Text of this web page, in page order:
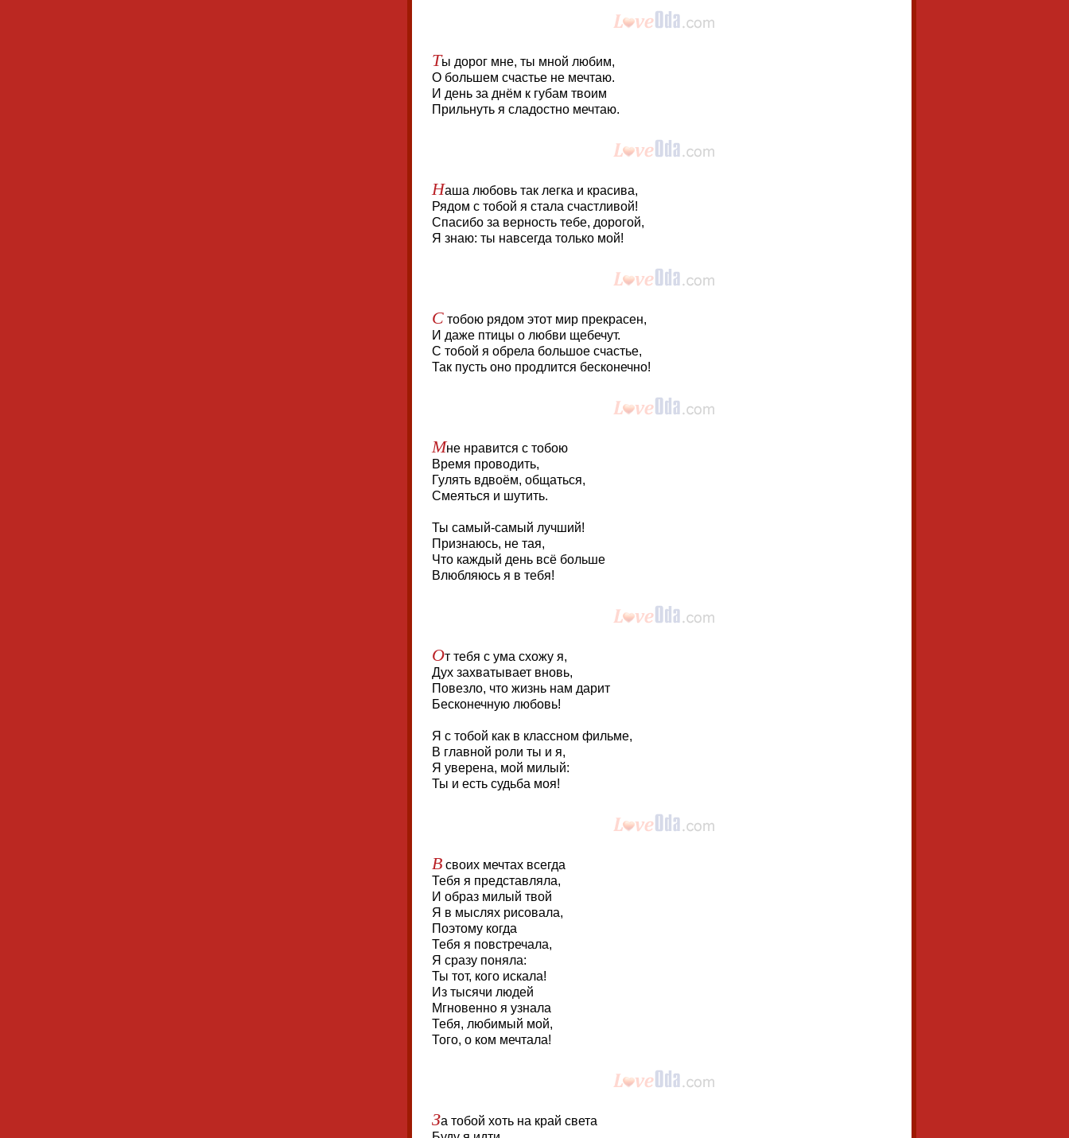
Ты дорог мне, ты мной любим,
О большем счастье не мечтаю.
И день за днём к губам твоим
Прильнуть я сладостно мечтаю.
Наша любовь так легка и красива,
Рядом с тобой я стала счастливой!
Спасибо за верность тебе, дорогой,
Я знаю: ты навсегда только мой!
С тобою рядом этот мир прекрасен,
И даже птицы о любви щебечут.
С тобой я обрела большое счастье,
Так пусть оно продлится бесконечно!
Мне нравится с тобою
Время проводить,
Гулять вдвоём, общаться,
Смеяться и шутить.
Ты самый-самый лучший!
Признаюсь, не тая,
Что каждый день всё больше
Влюбляюсь я в тебя!
От тебя с ума схожу я,
Дух захватывает вновь,
Повезло, что жизнь нам дарит
Бесконечную любовь!
Я с тобой как в классном фильме,
В главной роли ты и я,
Я уверена, мой милый:
Ты и есть судьба моя!
В своих мечтах всегда
Тебя я представляла,
И образ милый твой
Я в мыслях рисовала,
Поэтому когда
Тебя я повстречала,
Я сразу поняла:
Ты тот, кого искала!
Из тысячи людей
Мгновенно я узнала
Тебя, любимый мой,
Того, о ком мечтала!
За тобой хоть на край света